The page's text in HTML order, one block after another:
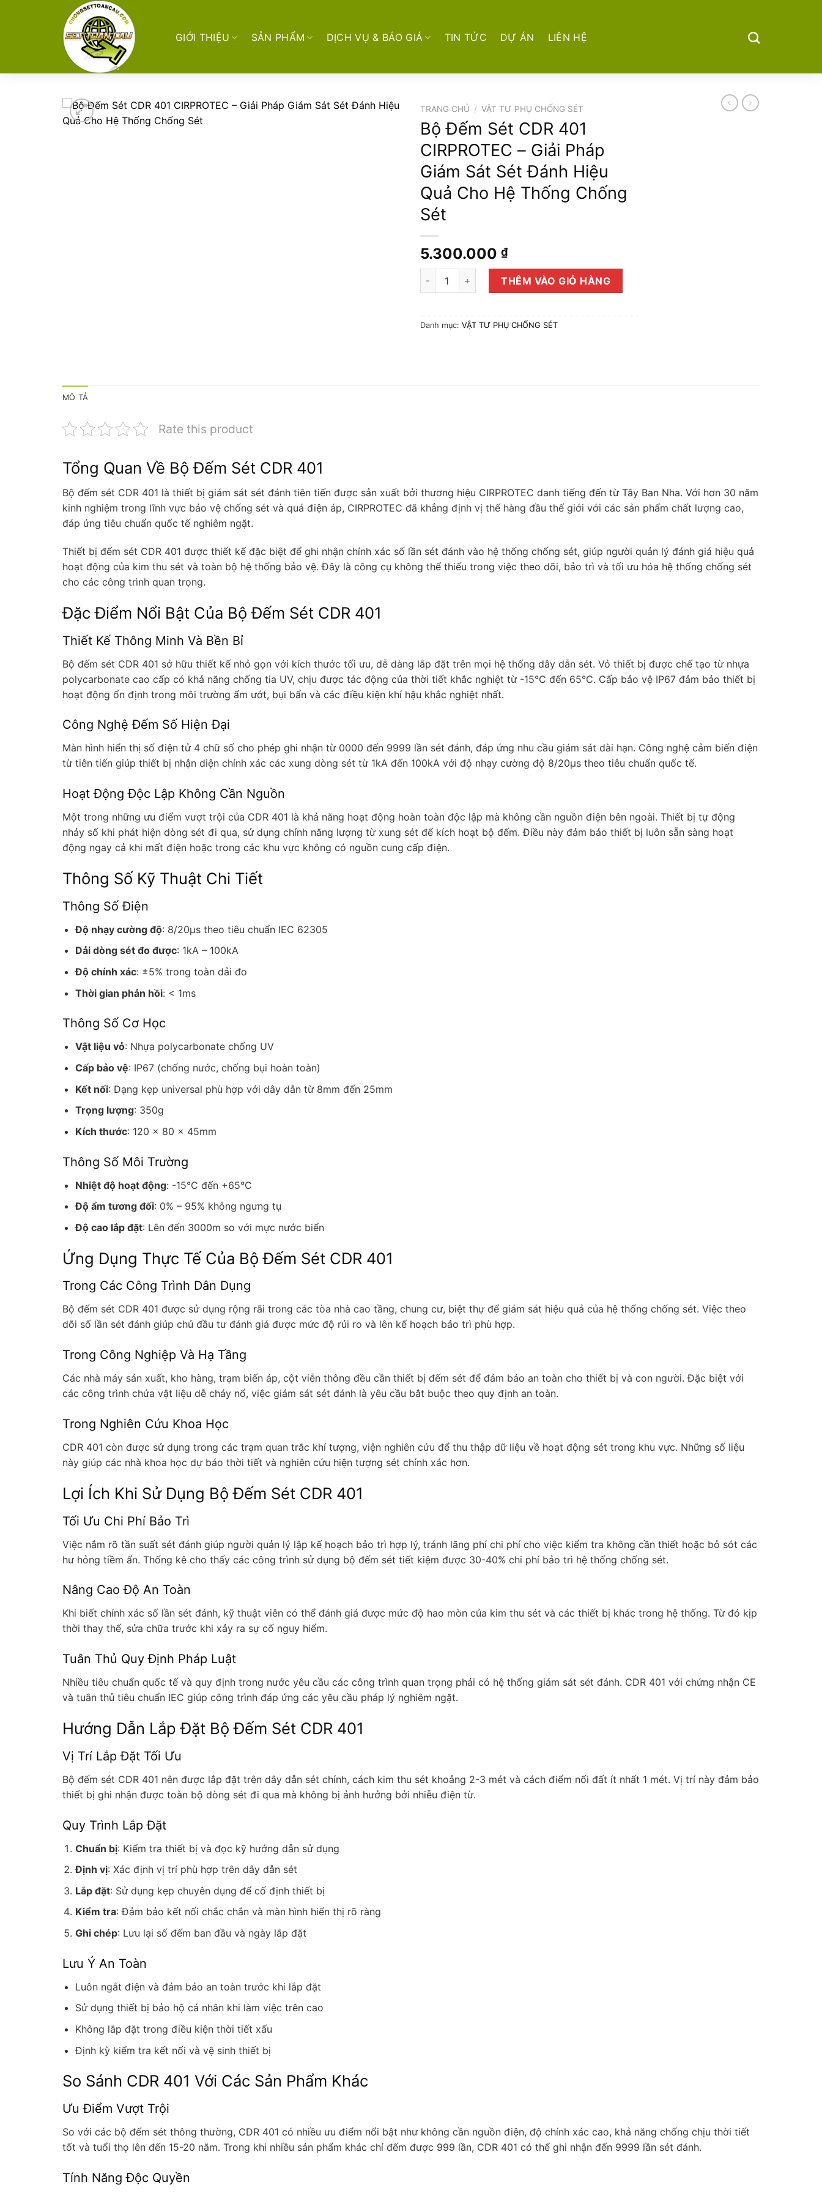
GIỚI THIỆU SẢN PHẨM DỊCH VỤ & BÁO GIÁ TIN TỨC DỰ ÁN LIÊN HỆ
TRANG CHỦ / VẬT TƯ PHỤ CHỐNG SÉT
Bộ Đếm Sét CDR 401
CIRPROTEC – Giải Pháp
Giám Sát Sét Đánh Hiệu
Quả Cho Hệ Thống Chống
Sét
5.300.000 ₫
Bộ Đếm Sét CDR 401 CIRPROTEC - Giải Pháp Giám Sát Sét Đánh Hiệu Quả Cho Hệ Thống
THÊM VÀO GIỎ HÀNG
Danh mục: VẬT TƯ PHỤ CHỐNG SÉT
MÔ TẢ
Rate this product
Tổng Quan Về Bộ Đếm Sét CDR 401
Bộ đếm sét CDR 401 là thiết bị giám sát sét đánh tiên tiến được sản xuất bởi thương hiệu CIRPROTEC danh tiếng đến từ Tây Ban Nha. Với hơn 30 năm
kinh nghiệm trong lĩnh vực bảo vệ chống sét và quá điện áp, CIRPROTEC đã khẳng định vị thế hàng đầu thế giới với các sản phẩm chất lượng cao,
đáp ứng tiêu chuẩn quốc tế nghiêm ngặt.
Thiết bị đếm sét CDR 401 được thiết kế đặc biệt để ghi nhận chính xác số lần sét đánh vào hệ thống chống sét, giúp người quản lý đánh giá hiệu quả
hoạt động của kim thu sét và toàn bộ hệ thống bảo vệ. Đây là công cụ không thể thiếu trong việc theo dõi, bảo trì và tối ưu hóa hệ thống chống sét
cho các công trình quan trọng.
Đặc Điểm Nổi Bật Của Bộ Đếm Sét CDR 401
Thiết Kế Thông Minh Và Bền Bỉ
Bộ đếm sét CDR 401 sở hữu thiết kế nhỏ gọn với kích thước tối ưu, dễ dàng lắp đặt trên mọi hệ thống dây dẫn sét. Vỏ thiết bị được chế tạo từ nhựa
polycarbonate cao cấp có khả năng chống tia UV, chịu được tác động của thời tiết khắc nghiệt từ -15°C đến 65°C. Cấp bảo vệ IP67 đảm bảo thiết bị
hoạt động ổn định trong môi trường ẩm ướt, bụi bẩn và các điều kiện khí hậu khắc nghiệt nhất.
Công Nghệ Đếm Số Hiện Đại
Màn hình hiển thị số điện tử 4 chữ số cho phép ghi nhận từ 0000 đến 9999 lần sét đánh, đáp ứng nhu cầu giám sát dài hạn. Công nghệ cảm biến điện
từ tiên tiến giúp thiết bị nhận diện chính xác các xung dòng sét từ 1kA đến 100kA với độ nhạy cường độ 8/20μs theo tiêu chuẩn quốc tế.
Hoạt Động Độc Lập Không Cần Nguồn
Một trong những ưu điểm vượt trội của CDR 401 là khả năng hoạt động hoàn toàn độc lập mà không cần nguồn điện bên ngoài. Thiết bị tự động
nhảy số khi phát hiện dòng sét đi qua, sử dụng chính năng lượng từ xung sét để kích hoạt bộ đếm. Điều này đảm bảo thiết bị luôn sẵn sàng hoạt
động ngay cả khi mất điện hoặc trong các khu vực không có nguồn cung cấp điện.
Thông Số Kỹ Thuật Chi Tiết
Thông Số Điện
Độ nhạy cường độ: 8/20μs theo tiêu chuẩn IEC 62305
Dải dòng sét đo được: 1kA – 100kA
Độ chính xác: ±5% trong toàn dải đo
Thời gian phản hồi: < 1ms
Thông Số Cơ Học
Vật liệu vỏ: Nhựa polycarbonate chống UV
Cấp bảo vệ: IP67 (chống nước, chống bụi hoàn toàn)
Kết nối: Dạng kẹp universal phù hợp với dây dẫn từ 8mm đến 25mm
Trọng lượng: 350g
Kích thước: 120 x 80 x 45mm
Thông Số Môi Trường
Nhiệt độ hoạt động: -15°C đến +65°C
Độ ẩm tương đối: 0% – 95% không ngưng tụ
Độ cao lắp đặt: Lên đến 3000m so với mực nước biển
Ứng Dụng Thực Tế Của Bộ Đếm Sét CDR 401
Trong Các Công Trình Dân Dụng
Bộ đếm sét CDR 401 được sử dụng rộng rãi trong các tòa nhà cao tầng, chung cư, biệt thự để giám sát hiệu quả của hệ thống chống sét. Việc theo
dõi số lần sét đánh giúp chủ đầu tư đánh giá được mức độ rủi ro và lên kế hoạch bảo trì phù hợp.
Trong Công Nghiệp Và Hạ Tầng
Các nhà máy sản xuất, kho hàng, trạm biến áp, cột viễn thông đều cần thiết bị đếm sét để đảm bảo an toàn cho thiết bị và con người. Đặc biệt với
các công trình chứa vật liệu dễ cháy nổ, việc giám sát sét đánh là yêu cầu bắt buộc theo quy định an toàn.
Trong Nghiên Cứu Khoa Học
CDR 401 còn được sử dụng trong các trạm quan trắc khí tượng, viện nghiên cứu để thu thập dữ liệu về hoạt động sét trong khu vực. Những số liệu
này giúp các nhà khoa học dự báo thời tiết và nghiên cứu hiện tượng sét chính xác hơn.
Lợi Ích Khi Sử Dụng Bộ Đếm Sét CDR 401
Tối Ưu Chi Phí Bảo Trì
Việc nắm rõ tần suất sét đánh giúp người quản lý lập kế hoạch bảo trì hợp lý, tránh lãng phí chi phí cho việc kiểm tra không cần thiết hoặc bỏ sót các
hư hỏng tiềm ẩn. Thống kê cho thấy các công trình sử dụng bộ đếm sét tiết kiệm được 30-40% chi phí bảo trì hệ thống chống sét.
Nâng Cao Độ An Toàn
Khi biết chính xác số lần sét đánh, kỹ thuật viên có thể đánh giá được mức độ hao mòn của kim thu sét và các thiết bị khác trong hệ thống. Từ đó kịp
thời thay thế, sửa chữa trước khi xảy ra sự cố nguy hiểm.
Tuân Thủ Quy Định Pháp Luật
Nhiều tiêu chuẩn quốc tế và quy định trong nước yêu cầu các công trình quan trọng phải có hệ thống giám sát sét đánh. CDR 401 với chứng nhận CE
và tuân thủ tiêu chuẩn IEC giúp công trình đáp ứng các yêu cầu pháp lý nghiêm ngặt.
Hướng Dẫn Lắp Đặt Bộ Đếm Sét CDR 401
Vị Trí Lắp Đặt Tối Ưu
Bộ đếm sét CDR 401 nên được lắp đặt trên dây dẫn sét chính, cách kim thu sét khoảng 2-3 mét và cách điểm nối đất ít nhất 1 mét. Vị trí này đảm bảo
thiết bị ghi nhận được toàn bộ dòng sét đi qua mà không bị ảnh hưởng bởi nhiễu điện từ.
Quy Trình Lắp Đặt
Chuẩn bị: Kiểm tra thiết bị và đọc kỹ hướng dẫn sử dụng
Định vị: Xác định vị trí phù hợp trên dây dẫn sét
Lắp đặt: Sử dụng kẹp chuyên dụng để cố định thiết bị
Kiểm tra: Đảm bảo kết nối chắc chắn và màn hình hiển thị rõ ràng
Ghi chép: Lưu lại số đếm ban đầu và ngày lắp đặt
Lưu Ý An Toàn
Luôn ngắt điện và đảm bảo an toàn trước khi lắp đặt
Sử dụng thiết bị bảo hộ cá nhân khi làm việc trên cao
Không lắp đặt trong điều kiện thời tiết xấu
Định kỳ kiểm tra kết nối và vệ sinh thiết bị
So Sánh CDR 401 Với Các Sản Phẩm Khác
Ưu Điểm Vượt Trội
So với các bộ đếm sét thông thường, CDR 401 có nhiều ưu điểm nổi bật như không cần nguồn điện, độ chính xác cao, khả năng chống chịu thời tiết
tốt và tuổi thọ lên đến 15-20 năm. Trong khi nhiều sản phẩm khác chỉ đếm được 999 lần, CDR 401 có thể ghi nhận đến 9999 lần sét đánh.
Tính Năng Độc Quyền